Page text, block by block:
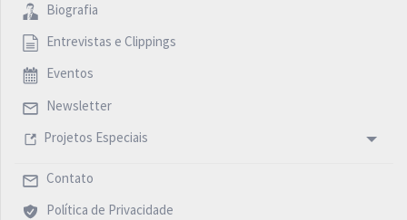
Biografia
Entrevistas e Clippings
Eventos
Newsletter
Projetos Especiais
Contato
Política de Privacidade